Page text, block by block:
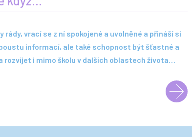
rády, vrací se z ní spokojené a uvolněné a přináší si
informací, ale také schopnost být šťastné a
rozvíjet i mimo školu v dalších oblastech života…